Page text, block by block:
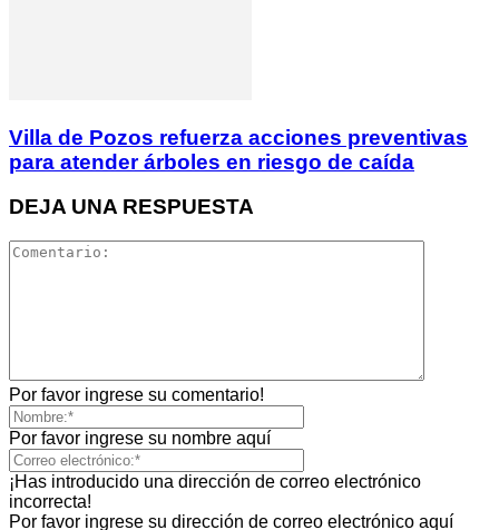
Villa de Pozos refuerza acciones preventivas
para atender árboles en riesgo de caída
DEJA UNA RESPUESTA
Por favor ingrese su comentario!
Por favor ingrese su nombre aquí
¡Has introducido una dirección de correo electrónico
incorrecta!
Por favor ingrese su dirección de correo electrónico aquí